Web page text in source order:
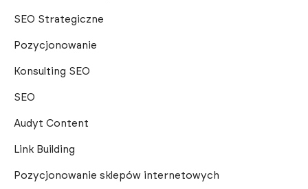
SEO Strategiczne
Pozycjonowanie
Konsulting SEO
SEO
Audyt Content
Link Building
Pozycjonowanie sklepów internetowych